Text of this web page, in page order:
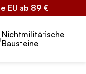
EU ab 89 €
Nichtmilitärische
Bausteine